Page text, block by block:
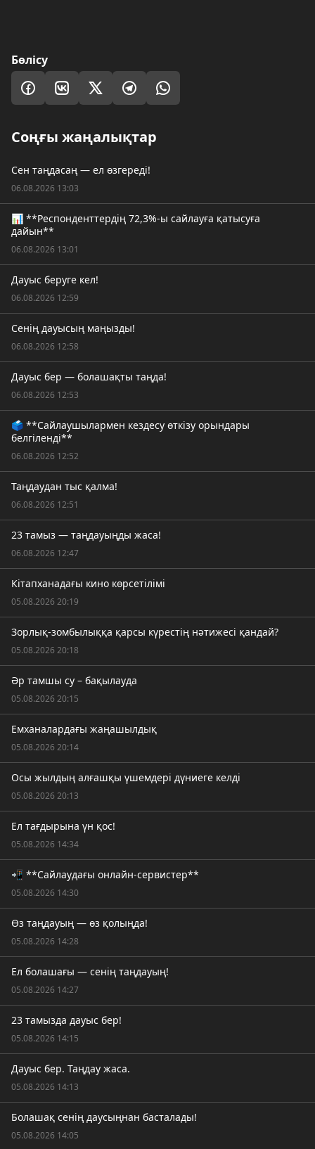
Бөлісу
Соңғы жаңалықтар
Сен таңдасаң — ел өзгереді!
06.08.2026 13:03
📊 **Респонденттердің 72,3%-ы сайлауға қатысуға
дайын**
06.08.2026 13:01
Дауыс беруге кел!
06.08.2026 12:59
Сенің дауысың маңызды!
06.08.2026 12:58
Дауыс бер — болашақты таңда!
06.08.2026 12:53
🗳️ **Сайлаушылармен кездесу өткізу орындары
белгіленді**
06.08.2026 12:52
Таңдаудан тыс қалма!
06.08.2026 12:51
23 тамыз — таңдауыңды жаса!
06.08.2026 12:47
Кітапханадағы кино көрсетілімі
05.08.2026 20:19
Зорлық-зомбылыққа қарсы күрестің нәтижесі қандай?
05.08.2026 20:18
Әр тамшы су – бақылауда
05.08.2026 20:15
Емханалардағы жаңашылдық
05.08.2026 20:14
Осы жылдың алғашқы үшемдері дүниеге келді
05.08.2026 20:13
Ел тағдырына үн қос!
05.08.2026 14:34
📲 **Сайлаудағы онлайн-сервистер**
05.08.2026 14:30
Өз таңдауың — өз қолыңда!
05.08.2026 14:28
Ел болашағы — сенің таңдауың!
05.08.2026 14:27
23 тамызда дауыс бер!
05.08.2026 14:15
Дауыс бер. Таңдау жаса.
05.08.2026 14:13
Болашақ сенің даусыңнан басталады!
05.08.2026 14:05